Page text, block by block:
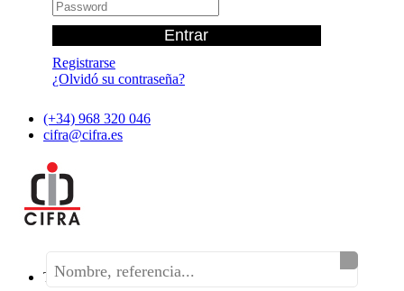
Registrarse
¿Olvidó su contraseña?
(+34) 968 320 046
cifra@cifra.es
Teléfono:(+34) 968 320 046